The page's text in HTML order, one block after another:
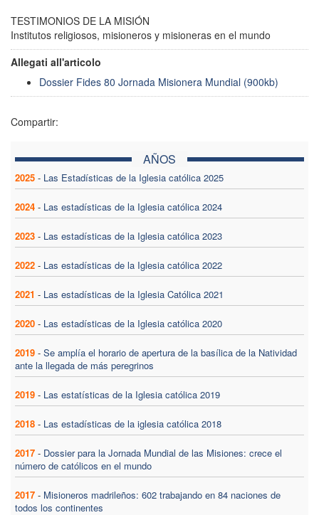
TESTIMONIOS DE LA MISIÓN
Institutos religiosos, misioneros y misioneras en el mundo
Allegati all'articolo
Dossier Fides 80 Jornada Misionera Mundial (900kb)
Compartir:
AÑOS
2025 - Las Estadísticas de la Iglesia católica 2025
2024 - Las estadísticas de la Iglesia católica 2024
2023 - Las estadísticas de la Iglesia católica 2023
2022 - Las estadísticas de la Iglesia católica 2022
2021 - Las estadísticas de la Iglesia Católica 2021
2020 - Las estadísticas de la Iglesia católica 2020
2019 - Se amplía el horario de apertura de la basílica de la Natividad
ante la llegada de más peregrinos
2019 - Las estatísticas de la Iglesia católica 2019
2018 - Las estadísticas de la iglesia católica 2018
2017 - Dossier para la Jornada Mundial de las Misiones: crece el
número de católicos en el mundo
2017 - Misioneros madrileños: 602 trabajando en 84 naciones de
todos los continentes